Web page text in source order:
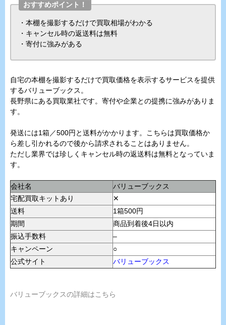
おすすめポイント！
・本棚を撮影するだけで買取相場がわかる
・キャンセル時の返送料は無料
・寄付に強みがある
自宅の本棚を撮影するだけで買取価格を表示するサービスを提供
するバリューブックス。
長野県にある買取業社です。寄付や企業との提携に強みがありま
す。
発送には1箱／500円と送料がかかります。こちらは買取価格か
ら差し引かれるので後から請求されることはありません。
ただし業界では珍しくキャンセル時の返送料は無料となっていま
す。
会社名
バリューブックス
宅配買取キットあり
✕
送料
1箱500円
期間
商品到着後4日以内
振込手数料
–
キャンペーン
○
公式サイト
バリューブックス
バリューブックスの詳細はこちら